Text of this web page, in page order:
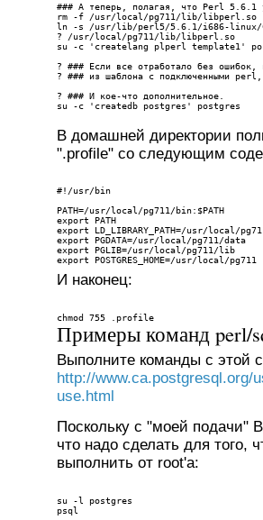
### А теперь, полагая, что Perl 5.6.1
rm -f /usr/local/pg711/lib/libperl.so
ln -s /usr/lib/perl5/5.6.1/i686-linux/
?
/usr/local/pg711/lib/libperl.so
su -c 'createlang plperl template1'
? ### Если все отработало без ошибок,
? ### из шаблона с подключенными
? ### И кое-что дополнительное.
su -c 'createdb postgres' postgres
В домашней директории
".profile" со следующим
#!/usr/bin
PATH=/usr/local/pg711/bin:$PATH
export PATH
export LD_LIBRARY_PATH=/usr/local/
export PGDATA=/usr/local/pg711/data
export PGLIB=/usr/local/pg711/lib
export POSTGRES_HOME=/usr/local/pg711
И наконец:
chmod 755 .profile
Примеры команд perl/
Выполните команды с этой
http://www.ca.postgresql.org/
use.html
Поскольку с "моей подачи"
что надо сделать для того,
выполнить от root'а:
su -l postgres
psql